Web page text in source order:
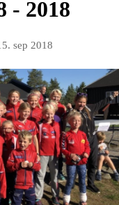
- 2018
sep 2018